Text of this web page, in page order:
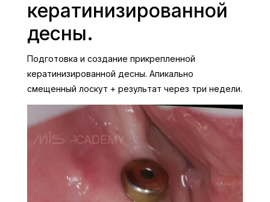
кератинизированной
десны.
Подготовка и создание прикрепленной
кератинизированной десны. Апикально
смещенный лоскут + результат через три недели.